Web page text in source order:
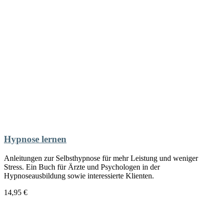
Hypnose lernen
Anleitungen zur Selbsthypnose für mehr Leistung und weniger
Stress. Ein Buch für Ärzte und Psychologen in der
Hypnoseausbildung sowie interessierte Klienten.
14,95 €